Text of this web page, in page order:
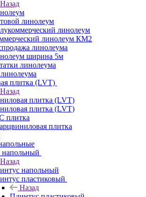
Назад
линолеум
линолеум
линолеум КМ2
линолеума
ширина 5м
линолеума
плитка (LVT)
Назад
плитка (LVT)
плитка (LVT)
плитка
плитка
Назад
напольный
пластиковый
Назад